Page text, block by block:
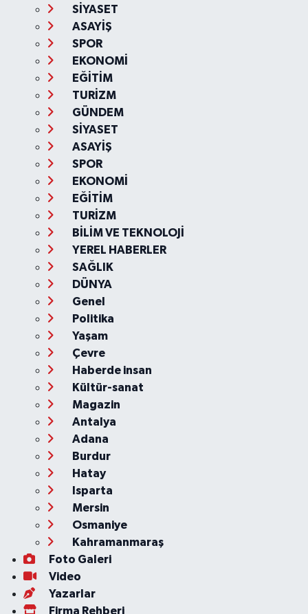
SİYASET
ASAYİŞ
SPOR
EKONOMİ
EĞİTİM
TURİZM
GÜNDEM
SİYASET
ASAYİŞ
SPOR
EKONOMİ
EĞİTİM
TURİZM
BİLİM VE TEKNOLOJİ
YEREL HABERLER
SAĞLIK
DÜNYA
Genel
Politika
Yaşam
Çevre
Haberde insan
Kültür-sanat
Magazin
Antalya
Adana
Burdur
Hatay
Isparta
Mersin
Osmaniye
Kahramanmaraş
Foto Galeri
Video
Yazarlar
Firma Rehberi